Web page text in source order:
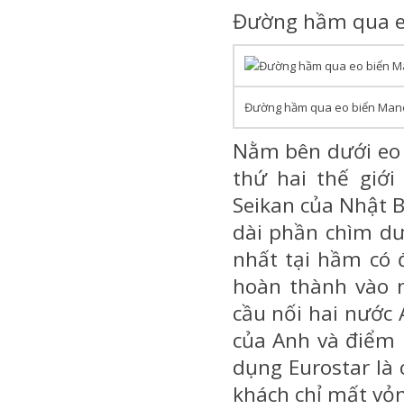
Đường hầm qua
Đường hầm qua eo biển
Nằm bên dưới
thứ hai thế giới
Seikan của Nhật
dài phần chìm
nhất tại hầm có
hoàn thành vào
cầu nối hai nước
của Anh và điểm
dụng Eurostar là
khách chỉ mất